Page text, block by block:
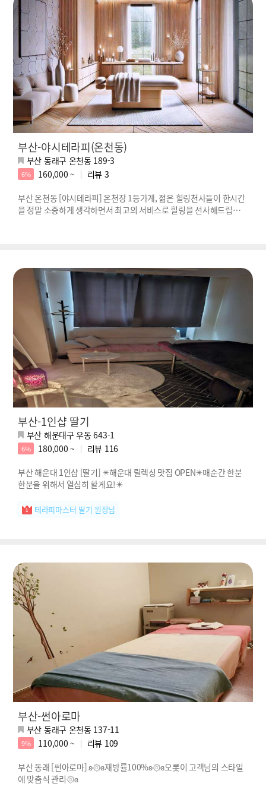
부산-야시테라피(온천동)
부산 동래구 온천동 189-3
6% 160,000 ~ 리뷰 3
부산 온천동 [야시테라피] 온천장 1등가게, 젊은 힐링천사들이 한시간
을 정말 소중하게 생각하면서 최고의 서비스로 힐링을 선사해드립니
부산-1인샵 딸기
부산 해운대구 우동 643-1
6% 180,000 ~ 리뷰 116
부산 해운대 1인샵 [딸기] ✴️해운대 릴렉싱 맛집 OPEN✴️매순간 한분
한분을 위해서 열심히 할게요!✴️
테라피마스터 딸기 원장님
부산-썬아로마
부산 동래구 온천동 137-11
9% 110,000 ~ 리뷰 109
부산 동래 [썬아로마] ʚ۞ɞ재방률100%ʚ۞ɞ오롯이 고객님의 스타일
에 맞춤식 관리۞ɞ